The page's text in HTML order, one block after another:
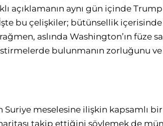
açıklamanın aynı gün içinde
bu çelişkiler; bütünsellik
aslında Washington’ın füze
bulunmanın zorluğunu ve
Suriye meselesine ilişkin kapsamlı
takip ettiğini söylemek de